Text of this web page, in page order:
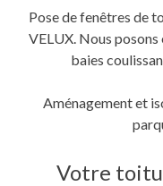
Pose de fenêtres de
VELUX. Nous
baies
Aménagement et
Votre